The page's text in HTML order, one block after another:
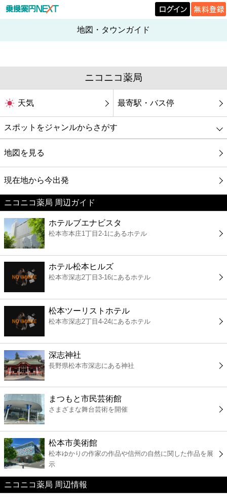
地図・タウンガイド
ニコニコ薬局
天気 最寄駅・バス停
スポットをジャンルからさがす
グルメ
映画
美容
コンビニ
薬局
スーパー
エンタメ
レジャー
書店
ファミレス
ファーストフード
カフェ
ショッピング
地図を見る
現在地から今出発
ニコニコ薬局 周辺ガイド
ホテルブエナビスタ
松本市本庄1丁目2-1にあるホテル
ホテル松本ヒルズ
松本市深志2丁目3-16にあるホテル
松本ツーリストホテル
松本市深志2丁目4-24にあるホテル
深志神社
長野県松本市深志にある神社
まつもと市民芸術館
さまざまな舞台芸術を開催
松本市美術館
松本ゆかりの作家の作品や信州の自然に関した作品を展
示
ニコニコ薬局 周辺情報